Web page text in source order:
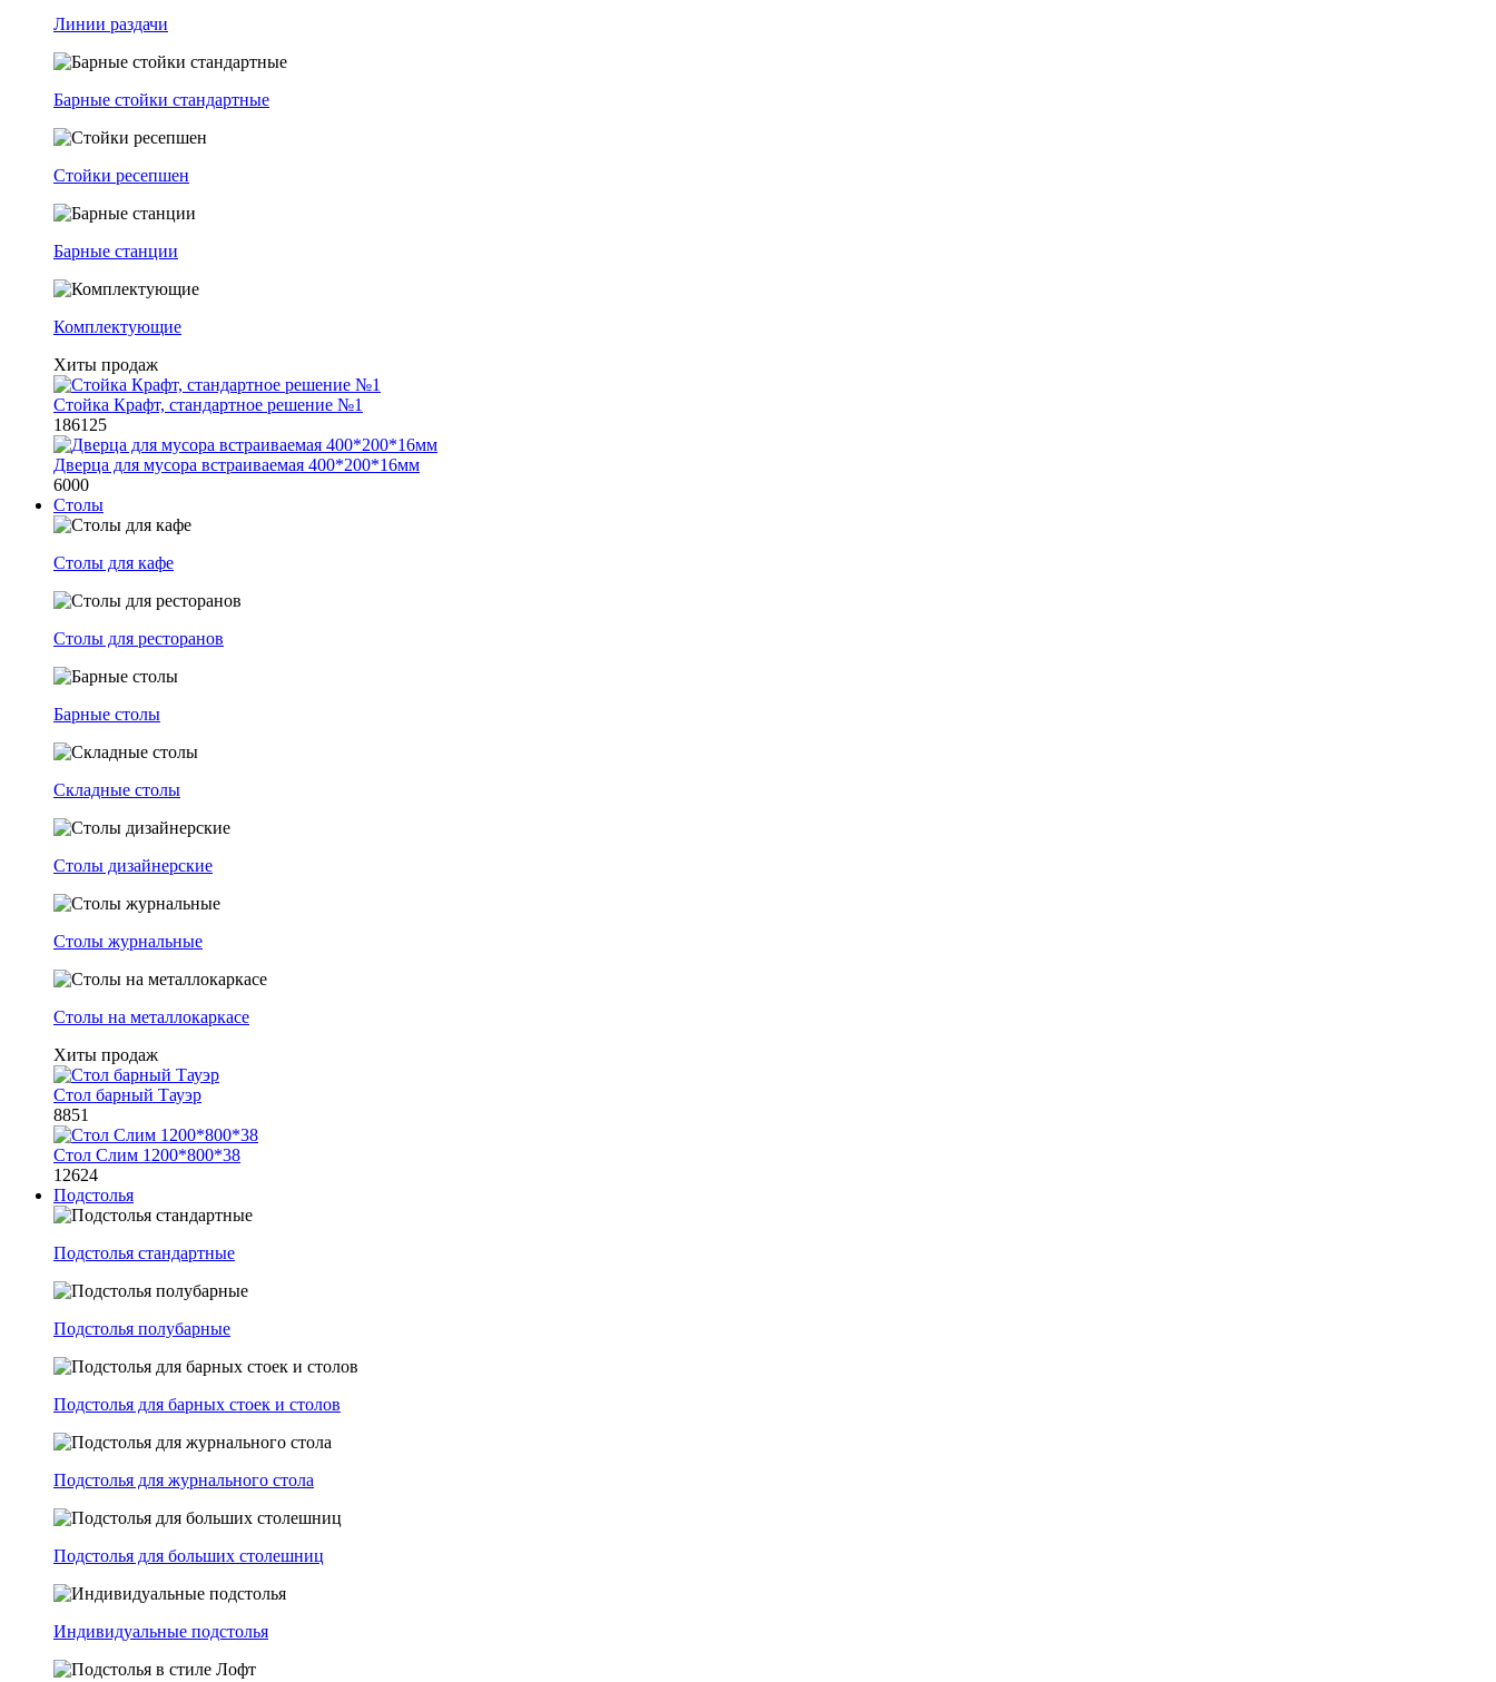
Линии раздачи
Барные стойки стандартные
Стойки ресепшен
Барные станции
Комплектующие
Хиты продаж
Стойка Крафт, стандартное решение №1
186125
Дверца для мусора встраиваемая 400*200*16мм
6000
Столы
Столы для кафе
Столы для ресторанов
Барные столы
Складные столы
Столы дизайнерские
Столы журнальные
Столы на металлокаркасе
Хиты продаж
Стол барный Тауэр
8851
Стол Слим 1200*800*38
12624
Подстолья
Подстолья стандартные
Подстолья полубарные
Подстолья для барных стоек и столов
Подстолья для журнального стола
Подстолья для больших столешниц
Индивидуальные подстолья